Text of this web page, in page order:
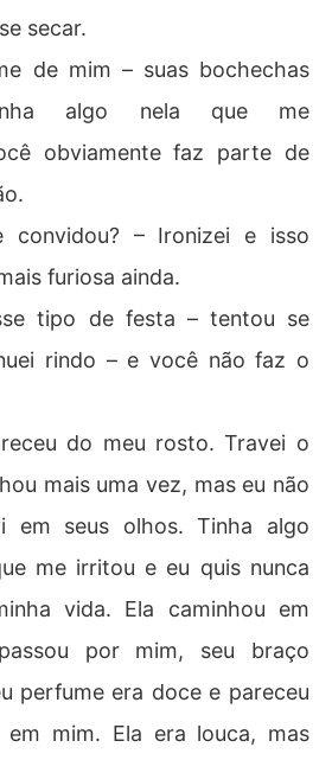
secar.
de mim – suas bochechas
algo nela que me
obviamente faz parte de
– Ironizei e isso
furiosa ainda.
tipo de festa – tentou se
rindo – e você não faz o
do meu rosto. Travei o
mais uma vez, mas eu não
em seus olhos. Tinha algo
me irritou e eu quis nunca
vida. Ela caminhou em
por mim, seu braço
perfume era doce e pareceu
em mim. Ela era louca, mas